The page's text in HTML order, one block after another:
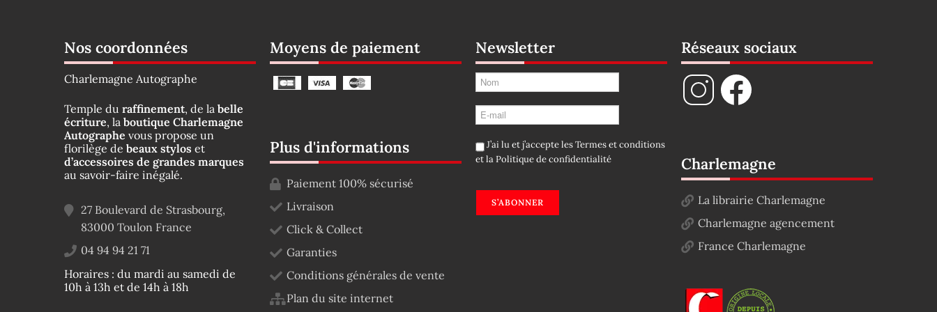
Nos coordonnées
Charlemagne Autographe
Temple du raffinement, de la belle
écriture, la boutique Charlemagne
Autographe vous propose un
florilège de beaux stylos et
d’accessoires de grandes marques
au savoir-faire inégalé.
27 Boulevard de Strasbourg,
83000 Toulon France
04 94 94 21 71
Horaires : du mardi au samedi de
10h à 13h et de 14h à 18h
Moyens de paiement
Plus d'informations
Paiement 100% sécurisé
Livraison
Click & Collect
Garanties
Conditions générales de vente
Plan du site internet
Newsletter
J’ai lu et j’accepte lesTermes et conditions
et laPolitique de confidentialité
S’ABONNER
Réseaux sociaux
Charlemagne
La librairie Charlemagne
Charlemagne agencement
France Charlemagne